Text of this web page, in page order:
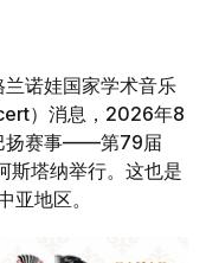
兰诺娃国家学术音乐
）消息，2026年8
扬赛事——第79届
斯塔纳举行。这也是
亚地区。